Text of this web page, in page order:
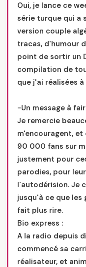
Oui, je lance ce
série turque qui a
version couple
tracas, d'humour
point de sortir un
compilation de
que j'ai réalisées à
-Un message à
Je remercie
m'encouragent,
90 000 fans sur
justement pour
parodies, pour
l'autodérision. Je
jusqu'à ce que les
fait plus rire.
Bio express :
A la radio depuis
commencé sa
réalisateur, et